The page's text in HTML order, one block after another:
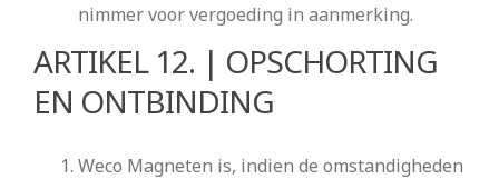
nimmer voor vergoeding in aanmerking.
ARTIKEL 12. | OPSCHORTING
EN ONTBINDING
Weco Magneten is, indien de omstandigheden